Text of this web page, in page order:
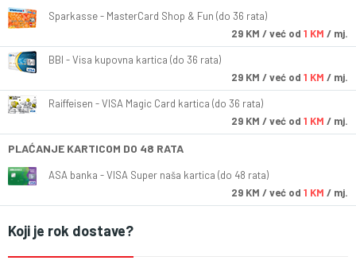
Sparkasse - MasterCard Shop & Fun (do 36 rata)
29 KM / već od 1 KM / mj.
BBI - Visa kupovna kartica (do 36 rata)
29 KM / već od 1 KM / mj.
Raiffeisen - VISA Magic Card kartica (do 36 rata)
29 KM / već od 1 KM / mj.
PLAĆANJE KARTICOM DO 48 RATA
ASA banka - VISA Super naša kartica (do 48 rata)
29 KM / već od 1 KM / mj.
Koji je rok dostave?